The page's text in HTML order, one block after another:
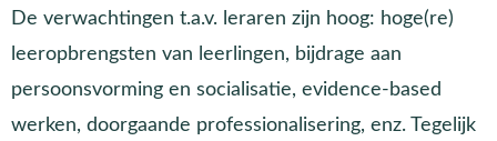
De verwachtingen t.a.v. leraren zijn hoog: hoge(re)
leeropbrengsten van leerlingen, bijdrage aan
persoonsvorming en socialisatie, evidence-based
werken, doorgaande professionalisering, enz. Tegelijk